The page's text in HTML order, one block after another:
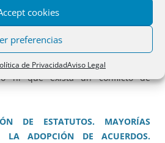
cookies
preferencias
de PrivacidadAviso Legal
En constitución de sociedad
el representante de uno de los
a sí mismo como administrador de
no implica que se trate de un
ni que exista un conflicto de
DE ESTATUTOS. MAYORÍAS
LA ADOPCIÓN DE ACUERDOS.